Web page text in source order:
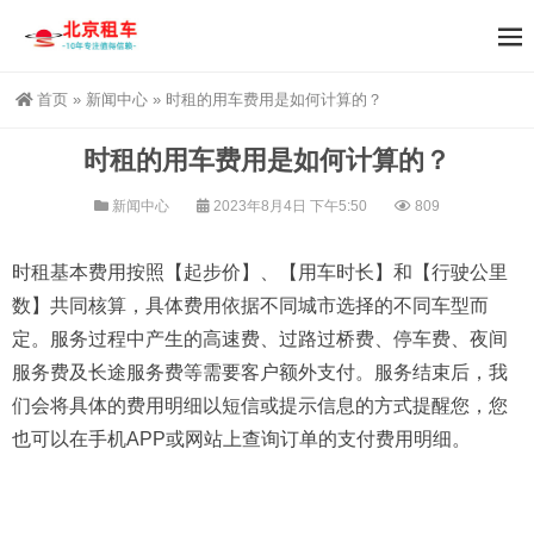
首页 » 新闻中心 » 时租的用车费用是如何计算的？
时租的用车费用是如何计算的？
新闻中心 2023年8月4日 下午5:50 809
时租基本费用按照【起步价】、【用车时长】和【行驶公里
数】共同核算，具体费用依据不同城市选择的不同车型而
定。服务过程中产生的高速费、过路过桥费、停车费、夜间
服务费及长途服务费等需要客户额外支付。服务结束后，我
们会将具体的费用明细以短信或提示信息的方式提醒您，您
也可以在手机APP或网站上查询订单的支付费用明细。